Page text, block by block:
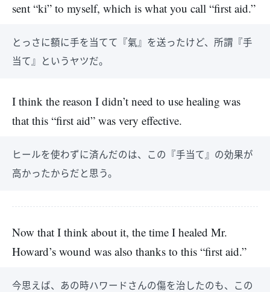
sent “ki” to myself, which is what you call “first aid.”
とっさに額に手を当てて『氣』を送ったけど、所謂『手
当て』というヤツだ。
I think the reason I didn’t need to use healing was
that this “first aid” was very effective.
ヒールを使わずに済んだのは、この『手当て』の効果が
高かったからだと思う。
Now that I think about it, the time I healed Mr.
Howard’s wound was also thanks to this “first aid.”
今思えば、あの時ハワードさんの傷を治したのも、この